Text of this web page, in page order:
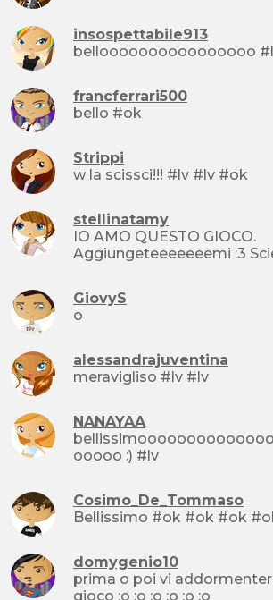
insospettabile913
francferrari500
bello #ok
Strippi
w la scissci!!! #lv #lv #ok
stellinatamy
IO AMO QUESTO GIOCO.
Aggiungeteeeeeeemi :3
GiovyS
o
alessandrajuventina
meravigliso #lv #lv
NANAYAA
ooooo :) #lv
Cosimo_De_Tommaso
Bellissimo #ok
domygenio10
prima o poi vi
gioco :o :o :o :o :o :o